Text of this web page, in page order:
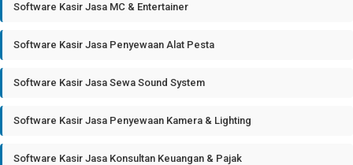
Software Kasir Jasa MC & Entertainer
Software Kasir Jasa Penyewaan Alat Pesta
Software Kasir Jasa Sewa Sound System
Software Kasir Jasa Penyewaan Kamera & Lighting
Software Kasir Jasa Konsultan Keuangan & Pajak